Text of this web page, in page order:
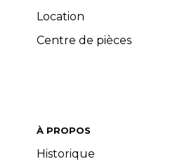
Location
Centre de pièces
À PROPOS
Historique